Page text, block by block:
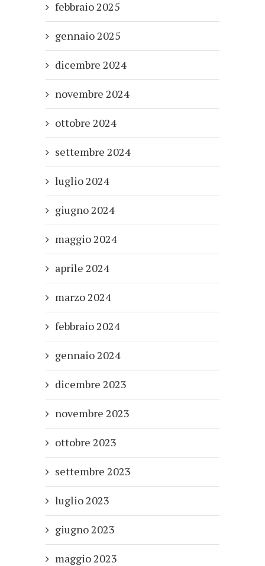
febbraio 2025
gennaio 2025
dicembre 2024
novembre 2024
ottobre 2024
settembre 2024
luglio 2024
giugno 2024
maggio 2024
aprile 2024
marzo 2024
febbraio 2024
gennaio 2024
dicembre 2023
novembre 2023
ottobre 2023
settembre 2023
luglio 2023
giugno 2023
maggio 2023